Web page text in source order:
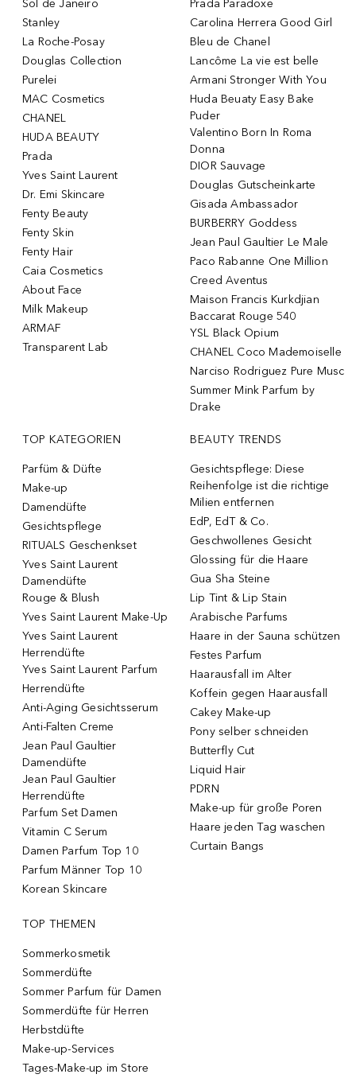
Sol de Janeiro
Stanley
La Roche-Posay
Douglas Collection
Purelei
MAC Cosmetics
CHANEL
HUDA BEAUTY
Prada
Yves Saint Laurent
Dr. Emi Skincare
Fenty Beauty
Fenty Skin
Fenty Hair
Caia Cosmetics
About Face
Milk Makeup
ARMAF
Transparent Lab
Prada Paradoxe
Carolina Herrera Good Girl
Bleu de Chanel
Lancôme La vie est belle
Armani Stronger With You
Huda Beuaty Easy Bake
Puder
Valentino Born In Roma
Donna
DIOR Sauvage
Douglas Gutscheinkarte
Gisada Ambassador
BURBERRY Goddess
Jean Paul Gaultier Le Male
Paco Rabanne One Million
Creed Aventus
Maison Francis Kurkdjian
Baccarat Rouge 540
YSL Black Opium
CHANEL Coco Mademoiselle
Narciso Rodriguez Pure Musc
Summer Mink Parfum by
Drake
TOP KATEGORIEN
Parfüm & Düfte
Make-up
Damendüfte
Gesichtspflege
RITUALS Geschenkset
Yves Saint Laurent
Damendüfte
Rouge & Blush
Yves Saint Laurent Make-Up
Yves Saint Laurent
Herrendüfte
Yves Saint Laurent Parfum
Herrendüfte
Anti-Aging Gesichtsserum
Anti-Falten Creme
Jean Paul Gaultier
Damendüfte
Jean Paul Gaultier
Herrendüfte
Parfum Set Damen
Vitamin C Serum
Damen Parfum Top 10
Parfum Männer Top 10
Korean Skincare
BEAUTY TRENDS
Gesichtspflege: Diese
Reihenfolge ist die richtige
Milien entfernen
EdP, EdT & Co.
Geschwollenes Gesicht
Glossing für die Haare
Gua Sha Steine
Lip Tint & Lip Stain
Arabische Parfums
Haare in der Sauna schützen
Festes Parfum
Haarausfall im Alter
Koffein gegen Haarausfall
Cakey Make-up
Pony selber schneiden
Butterfly Cut
Liquid Hair
PDRN
Make-up für große Poren
Haare jeden Tag waschen
Curtain Bangs
TOP THEMEN
Sommerkosmetik
Sommerdüfte
Sommer Parfum für Damen
Sommerdüfte für Herren
Herbstdüfte
Make-up-Services
Tages-Make-up im Store